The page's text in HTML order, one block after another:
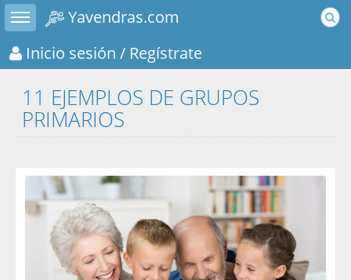
Toggle sidebar
Yavendras.com
Inicio sesión / Regístrate
11 EJEMPLOS DE GRUPOS
PRIMARIOS